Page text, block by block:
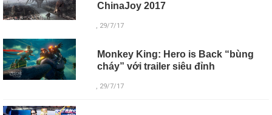
ChinaJoy 2017
, 29/7/17
Monkey King: Hero is Back “bùng
cháy” với trailer siêu đỉnh
, 29/7/17